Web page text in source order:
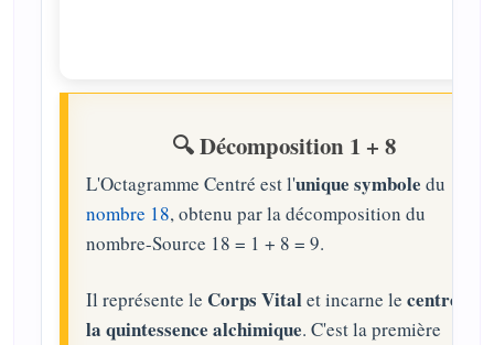
🔍 Décomposition 1 + 8
L'Octagramme Centré est l'unique symbole du
nombre 18, obtenu par la décomposition du
nombre-Source 18 = 1 + 8 = 9.
Il représente le Corps Vitalet incarne le centre de
la quintessence alchimique. C'est la première